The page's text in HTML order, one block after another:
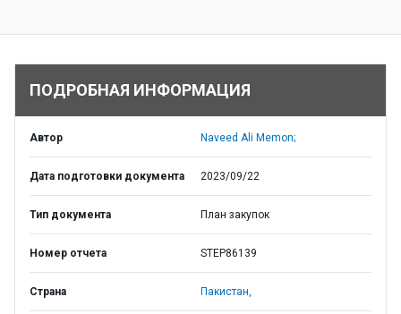
ПОДРОБНАЯ ИНФОРМАЦИЯ
Автор Naveed Ali Memon;
Дата подготовки документа 2023/09/22
Тип документа План закупок
Номер отчета STEP86139
Страна Пакистан,